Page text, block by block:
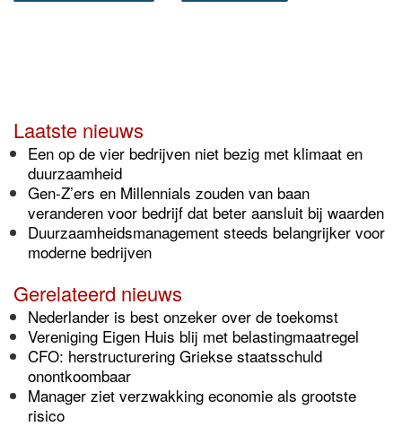
Laatste nieuws
Een op de vier bedrijven niet bezig met klimaat en
duurzaamheid
Gen-Z’ers en Millennials zouden van baan
veranderen voor bedrijf dat beter aansluit bij waarden
Duurzaamheidsmanagement steeds belangrijker voor
moderne bedrijven
Gerelateerd nieuws
Nederlander is best onzeker over de toekomst
Vereniging Eigen Huis blij met belastingmaatregel
CFO: herstructurering Griekse staatsschuld
onontkoombaar
Manager ziet verzwakking economie als grootste
risico